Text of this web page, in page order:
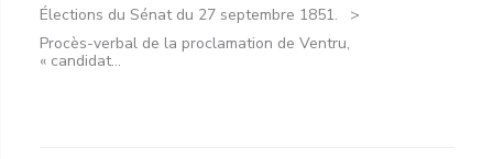
Élections du Sénat du 27 septembre 1851.
Procès-verbal de la proclamation de Ventru,
« candidat...